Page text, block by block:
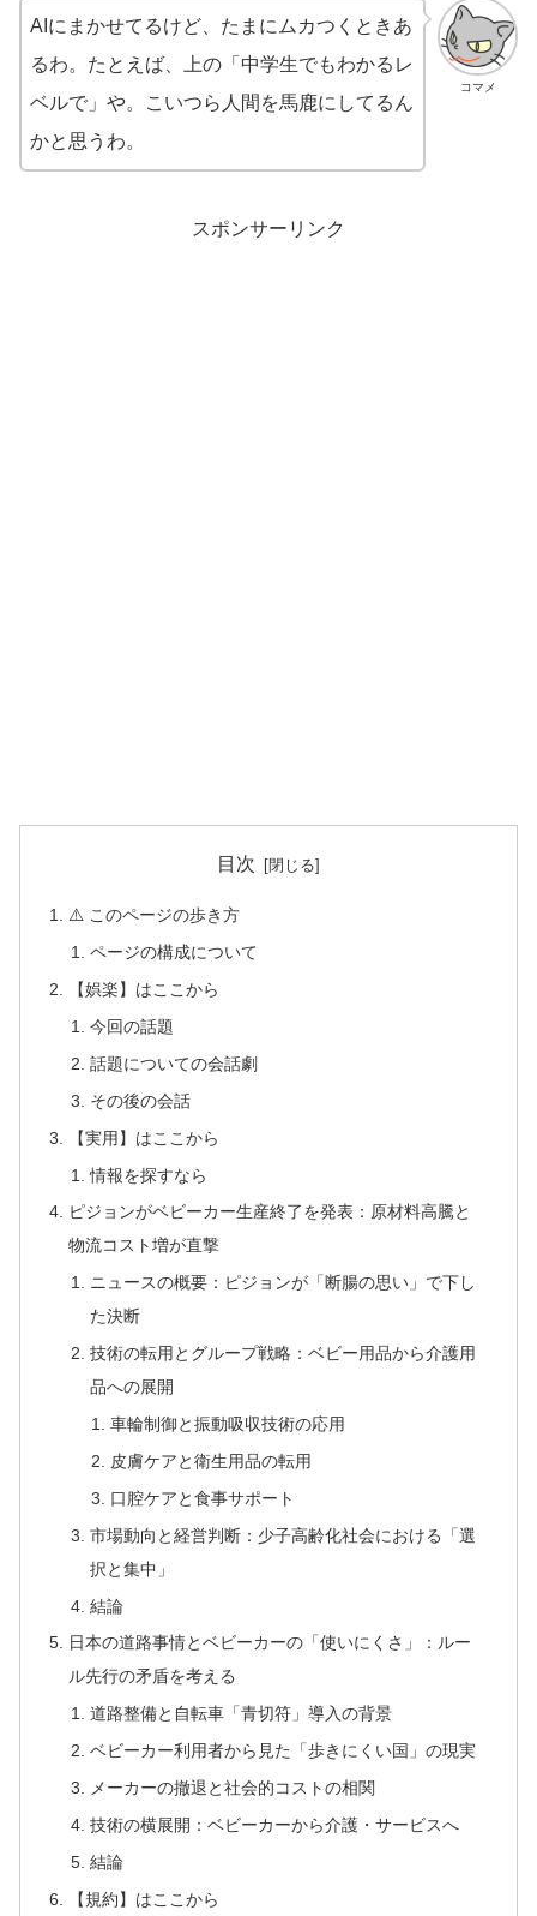
コマメ
AIにまかせてるけど、たまにムカつくときあ
るわ。たとえば、上の「中学生でもわかるレ
ベルで」や。こいつら人間を馬鹿にしてるん
かと思うわ。
スポンサーリンク
目次
⚠️ このページの歩き方
ページの構成について
【娯楽】はここから
今回の話題
話題についての会話劇
その後の会話
【実用】はここから
情報を探すなら
ピジョンがベビーカー生産終了を発表：原材料高騰と
物流コスト増が直撃
ニュースの概要：ピジョンが「断腸の思い」で下し
た決断
技術の転用とグループ戦略：ベビー用品から介護用
品への展開
車輪制御と振動吸収技術の応用
皮膚ケアと衛生用品の転用
口腔ケアと食事サポート
市場動向と経営判断：少子高齢化社会における「選
択と集中」
結論
日本の道路事情とベビーカーの「使いにくさ」：ルー
ル先行の矛盾を考える
道路整備と自転車「青切符」導入の背景
ベビーカー利用者から見た「歩きにくい国」の現実
メーカーの撤退と社会的コストの相関
技術の横展開：ベビーカーから介護・サービスへ
結論
【規約】はここから